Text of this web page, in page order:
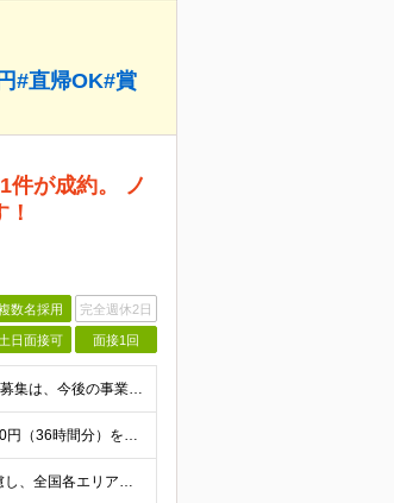
#直帰OK#賞
件が成約。 ノ
数名採用 完全週休2日
土日面接可 面接1回
【志望動機は『稼ぎたい』だけでもOK◆未経験歓迎◆転職回数不問】 今回の募集は、今後の事業拡大に向けた 育成前提の"増員"募集です。 ★未経験歓迎！業界知識や経験は一切不問！ ★学歴不問・第二新卒
【東京】 月給28万700円＋歩合給＋各種手当＋賞与年2回 ※固定残業代57,900円（36時間分）を含む 【大阪】 月給26万8200円＋歩合給＋各種手当＋賞与年2回 ※固定残業代55,400円（
＜勤務地は希望を考慮して決定★転勤なし★U・Ⅰターン歓迎＞ ※希望を考慮し、全国各エリアのいずれかの支店へ配属 【関東】 宇都宮支店／大宮支店／千葉支店 新宿支店／横浜支店／大和支店 【東海】 名